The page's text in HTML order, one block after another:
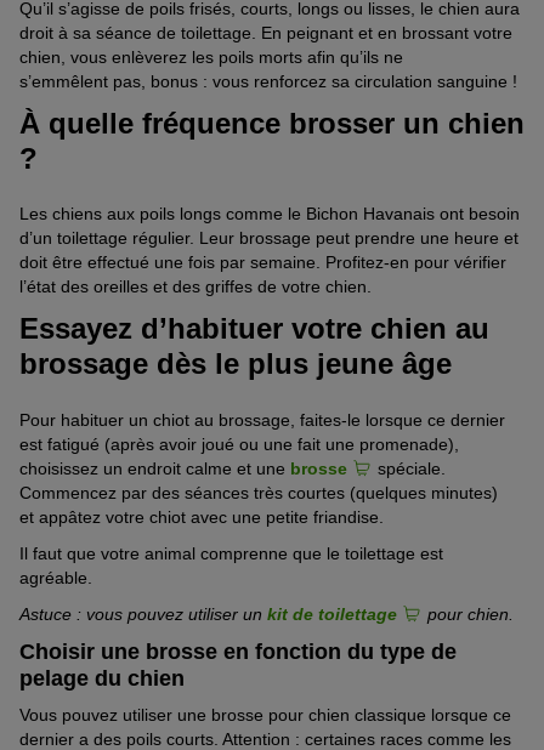
Qu’il s’agisse de poils frisés , courts, longs ou lisses, le chien aura
droit à sa séance de toilettage. En peignant et en brossant votre
chien, vous enlèverez les poils morts afin qu’ils ne
s’emmêlent pas , bonus : vous renforcez sa circulation sanguine !
À quelle fréquence brosser un chien
?
Les chiens aux poils longs comme le Bichon Havanais ont besoin
d’un toilettage régulier. Leur brossage peut prendre une heure et
doit être effectué une fois par semaine. Profitez-en pour vérifier
l’état des oreilles et des griffes de votre chien.
Essayez d’habituer votre chien au
brossage dès le plus jeune âge
Pour habituer un chiot au brossage, faites-le lorsque ce dernier
est fatigué (après avoir joué ou une fait une promenade),
choisissez un endroit calme et une brosse
spéciale.
Commencez par des séances très courtes (quelques minutes)
et appâtez votre chiot avec une petite friandise.
Il faut que votre animal comprenne que le toilettage est
agréable.
Astuce : vous pouvez utiliser un kit de toilettage pour chien.
Choisir une brosse en fonction du type de
pelage du chien
Vous pouvez utiliser une brosse pour chien classique lorsque ce
dernier a des poils courts. Attention : certaines races comme les